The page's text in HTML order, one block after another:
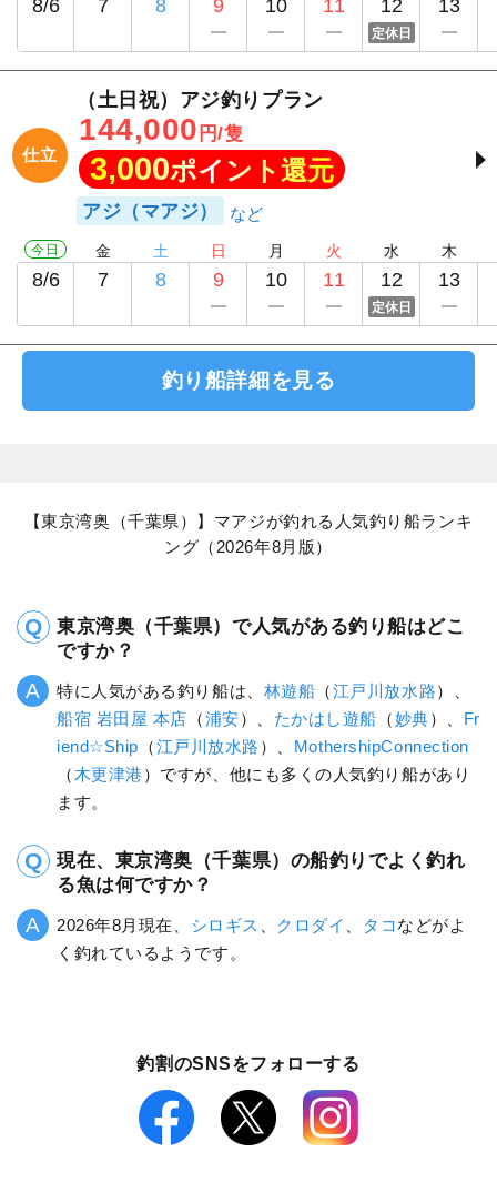
8/6 7 8 9 10 11 12
定休日
13
仕立
（土日祝）アジ釣りプラン
144,000 円/隻
3,000ポイント還元
アジ（マアジ）
今日
8/6
金
7
土
8
日
9
月
10
火
11
水
12
定休日
木
13
釣り船詳細を見る
【東京湾奥（千葉県）】マアジが釣れる人気釣り船ランキ
ング（2026年8月版）
東京湾奥（千葉県）で人気がある釣り船はどこ
ですか？
特に人気がある釣り船は、 林遊船 （江戸川放水路）、
船宿 岩田屋 本店 （浦安）、 たかはし遊船 （妙典）、 Fr
iend☆Ship （江戸川放水路 ）、 MothershipConnection
（ 木更津港 ）ですが、他にも多くの人気釣り船があり
ます。
現在、東京湾奥（千葉県）の船釣りでよく釣れ
る魚は何ですか？
2026年8月現在、 シロギス クロダイ タコ などがよ
く釣れているようです。
釣割のSNSをフォローする